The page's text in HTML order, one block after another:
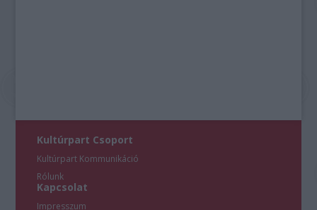
Kultúrpart Csoport
Kultúrpart Kommunikáció
Rólunk
Kapcsolat
Impresszum